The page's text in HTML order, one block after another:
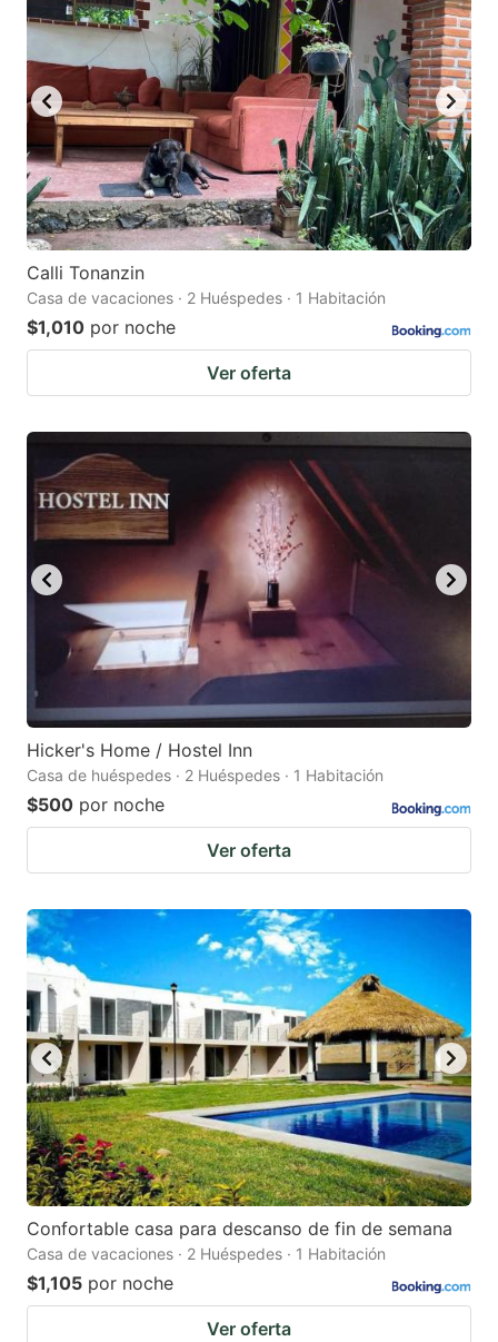
Calli Tonanzin
Casa de vacaciones · 2 Huéspedes · 1 Habitación
$1,010 por noche
Ver oferta
Hicker's Home / Hostel Inn
Casa de huéspedes · 2 Huéspedes · 1 Habitación
$500 por noche
Ver oferta
Confortable casa para descanso de fin de semana
Casa de vacaciones · 2 Huéspedes · 1 Habitación
$1,105 por noche
Ver oferta